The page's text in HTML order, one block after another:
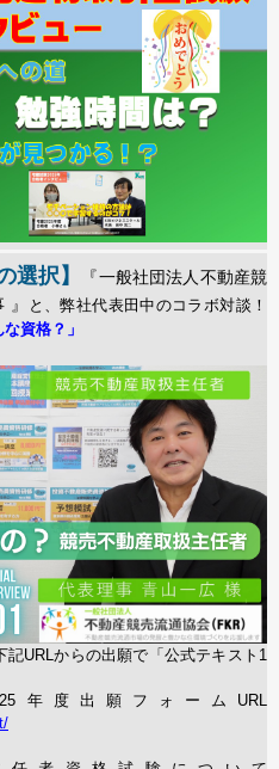
択】
『一般社団法人不動産競
と、弊社代表田中のコラボ対談！
資格？」
URLからの出願で「公式テキスト1
年度出願フォームURL